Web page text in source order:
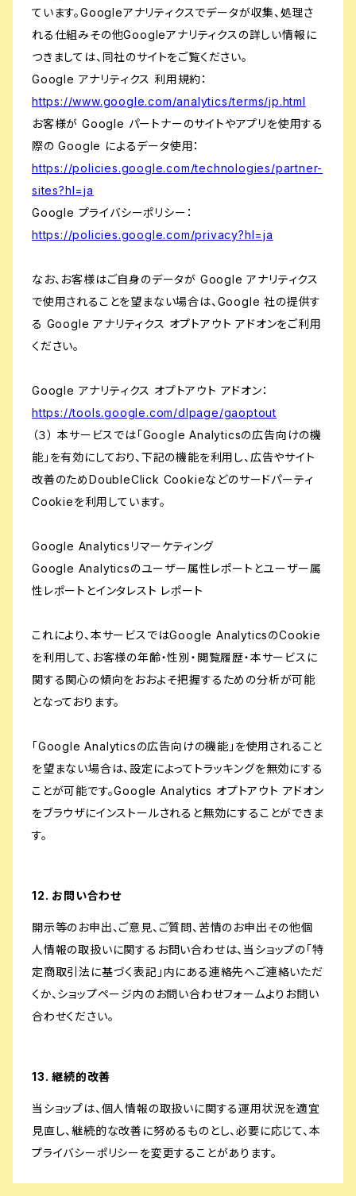
ています。Googleアナリティクスでデータが収集、処理さ
れる仕組みその他Googleアナリティクスの詳しい情報に
つきましては、同社のサイトをご覧ください。
Google アナリティクス 利用規約：
https://www.google.com/analytics/terms/jp.html
お客様が Google パートナーのサイトやアプリを使用する
際の Google によるデータ使用：
https://policies.google.com/technologies/partner-
sites?hl=ja
Google プライバシーポリシー：
https://policies.google.com/privacy?hl=ja
なお、お客様はご自身のデータが Google アナリティクス
で使用されることを望まない場合は、Google 社の提供す
る Google アナリティクス オプトアウト アドオンをご利用
ください。
Google アナリティクス オプトアウト アドオン：
https://tools.google.com/dlpage/gaoptout
（３） 本サービスでは「Google Analyticsの広告向けの機
能」を有効にしており、下記の機能を利用し、広告やサイト
改善のためDoubleClick Cookieなどのサードパーティ
Cookieを利用しています。
Google Analyticsリマーケティング
Google Analyticsのユーザー属性レポートとユーザー属
性レポートとインタレスト レポート
これにより、本サービスではGoogle AnalyticsのCookie
を利用して、お客様の年齢・性別・閲覧履歴・本サービスに
関する関心の傾向をおおよそ把握するための分析が可能
となっております。
「Google Analyticsの広告向けの機能」を使用されること
を望まない場合は、設定によってトラッキングを無効にする
ことが可能です。Google Analytics オプトアウト アドオン
をブラウザにインストールされると無効にすることができま
す。
12. お問い合わせ
開示等のお申出、ご意見、ご質問、苦情のお申出その他個
人情報の取扱いに関するお問い合わせは、当ショップの「特
定商取引法に基づく表記」内にある連絡先へご連絡いただ
くか、ショップページ内のお問い合わせフォームよりお問い
合わせください。
13. 継続的改善
当ショップは、個人情報の取扱いに関する運用状況を適宜
見直し、継続的な改善に努めるものとし、必要に応じて、本
プライバシーポリシーを変更することがあります。